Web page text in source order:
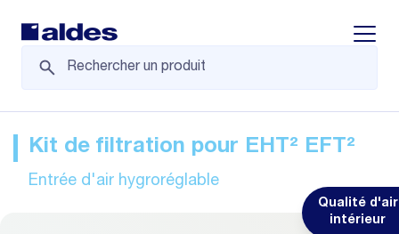
Qualité d'air
intérieur
Kit de filtration pour EHT² EFT²
Entrée d'air hygroréglable